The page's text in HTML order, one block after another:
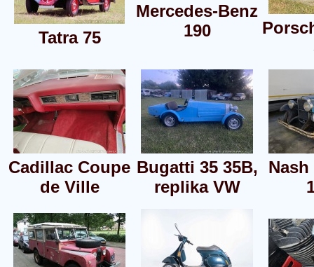
Tatra 75
Mercedes-Benz
190
Cadillac Coupe
de Ville
Bugatti 35 35B,
replika VW